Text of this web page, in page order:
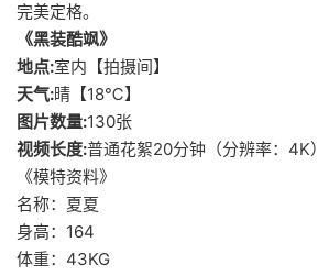
完美定格。
《黑装酷飒》
地点:室内【拍摄间】
天气:晴【18℃】
图片数量:130张
视频长度:普通花絮20分钟（分辨率：4K）
《模特资料》
名称：夏夏
身高：164
体重：43KG